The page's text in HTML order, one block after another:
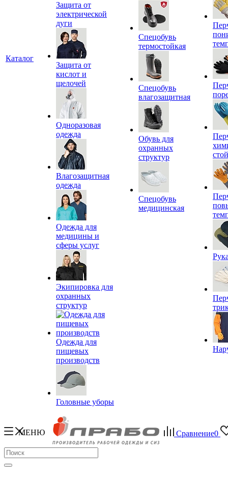
Каталог
Защита от
электрической
дуги
Защита от
кислот и
щелочей
Одноразовая
одежда
Влагозащитная
одежда
Одежда для
медицины и
сферы услуг
Экипировка для
охранных
структур
Одежда для
пищевых
производств
Головные уборы
Спецобувь
термостойкая
Спецобувь
влагозащитная
Обувь для
охранных
структур
Спецобувь
медицинская
МЕНЮ Сравнение0